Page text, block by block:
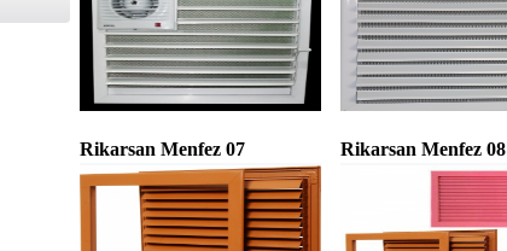
Rikarsan Menfez 07 Rikarsan Menfez 08